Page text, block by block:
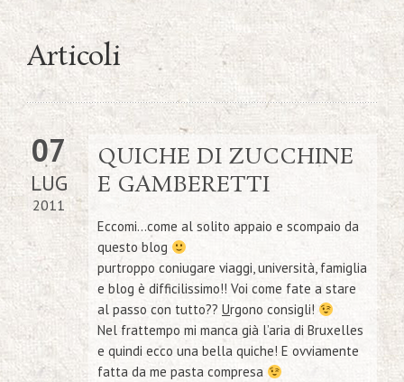
Articoli
07
LUG
2011
QUICHE DI ZUCCHINE
E GAMBERETTI
Eccomi…come al solito appaio e scompaio da
questo blog
purtroppo coniugare viaggi, università, famiglia
e blog è difficilissimo!! Voi come fate a stare
al passo con tutto?? Urgono consigli!
Nel frattempo mi manca già l’aria di Bruxelles
e quindi ecco una bella quiche! E ovviamente
fatta da me pasta compresa